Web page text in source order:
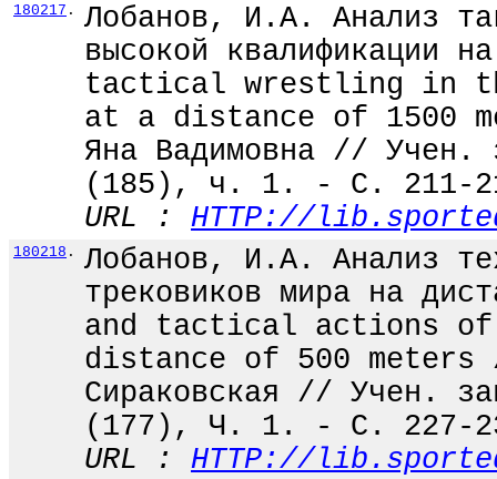
180217 .
Лобанов, И.А. Анализ
высокой квалификации
tactical wrestling in
at a distance of 1500
Яна Вадимовна //
(185), ч. 1. - С. 211-
URL : HTTP://
180218 .
Лобанов, И.А. Анализ
трековиков мира на
and tactical actions
distance of 500 meters /
Сираковская // Учен.
(177), Ч. 1. - С. 227-
URL : HTTP://